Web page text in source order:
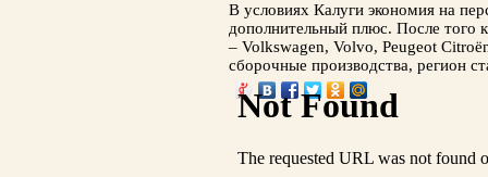
В условиях Калуги экономия на
дополнительный плюс. После того
– Volkswagen, Volvo, Peugeot
сборочные производства, регион